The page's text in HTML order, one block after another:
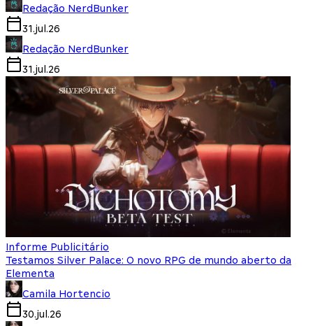
Redação NerdBunker
31.jul.26
Redação NerdBunker
31.jul.26
Informe Publicitário
Testamos Silver Palace: O novo RPG de mundo aberto da
Elementa
Camila Hortencio
30.jul.26